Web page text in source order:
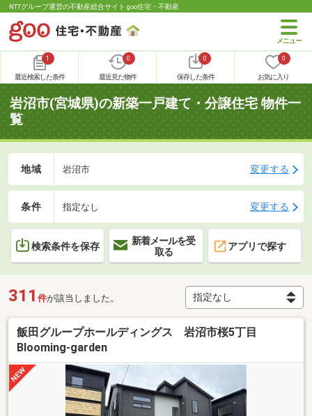
NTTグループ運営の不動産総合サイト goo住宅・不動産
1
最近検索した条件
0
最近見た物件
0
保存した条件
0
お気に入り
岩沼市(宮城県)の新築一戸建て・分譲住宅 物件一
覧
地域 岩沼市 変更する
条件 指定なし 変更する
検索条件を保存
新着メールを受
取る
アプリで探す
311 件が該当しました。
飯田グループホールディングス 岩沼市桜5丁目
Blooming-garden